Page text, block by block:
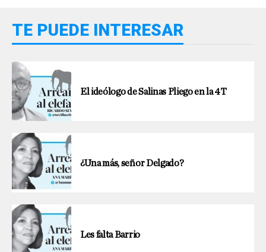
TE PUEDE INTERESAR
El ideólogo de Salinas Pliego en la 4T
¿Una más, señor Delgado?
Les falta Barrio